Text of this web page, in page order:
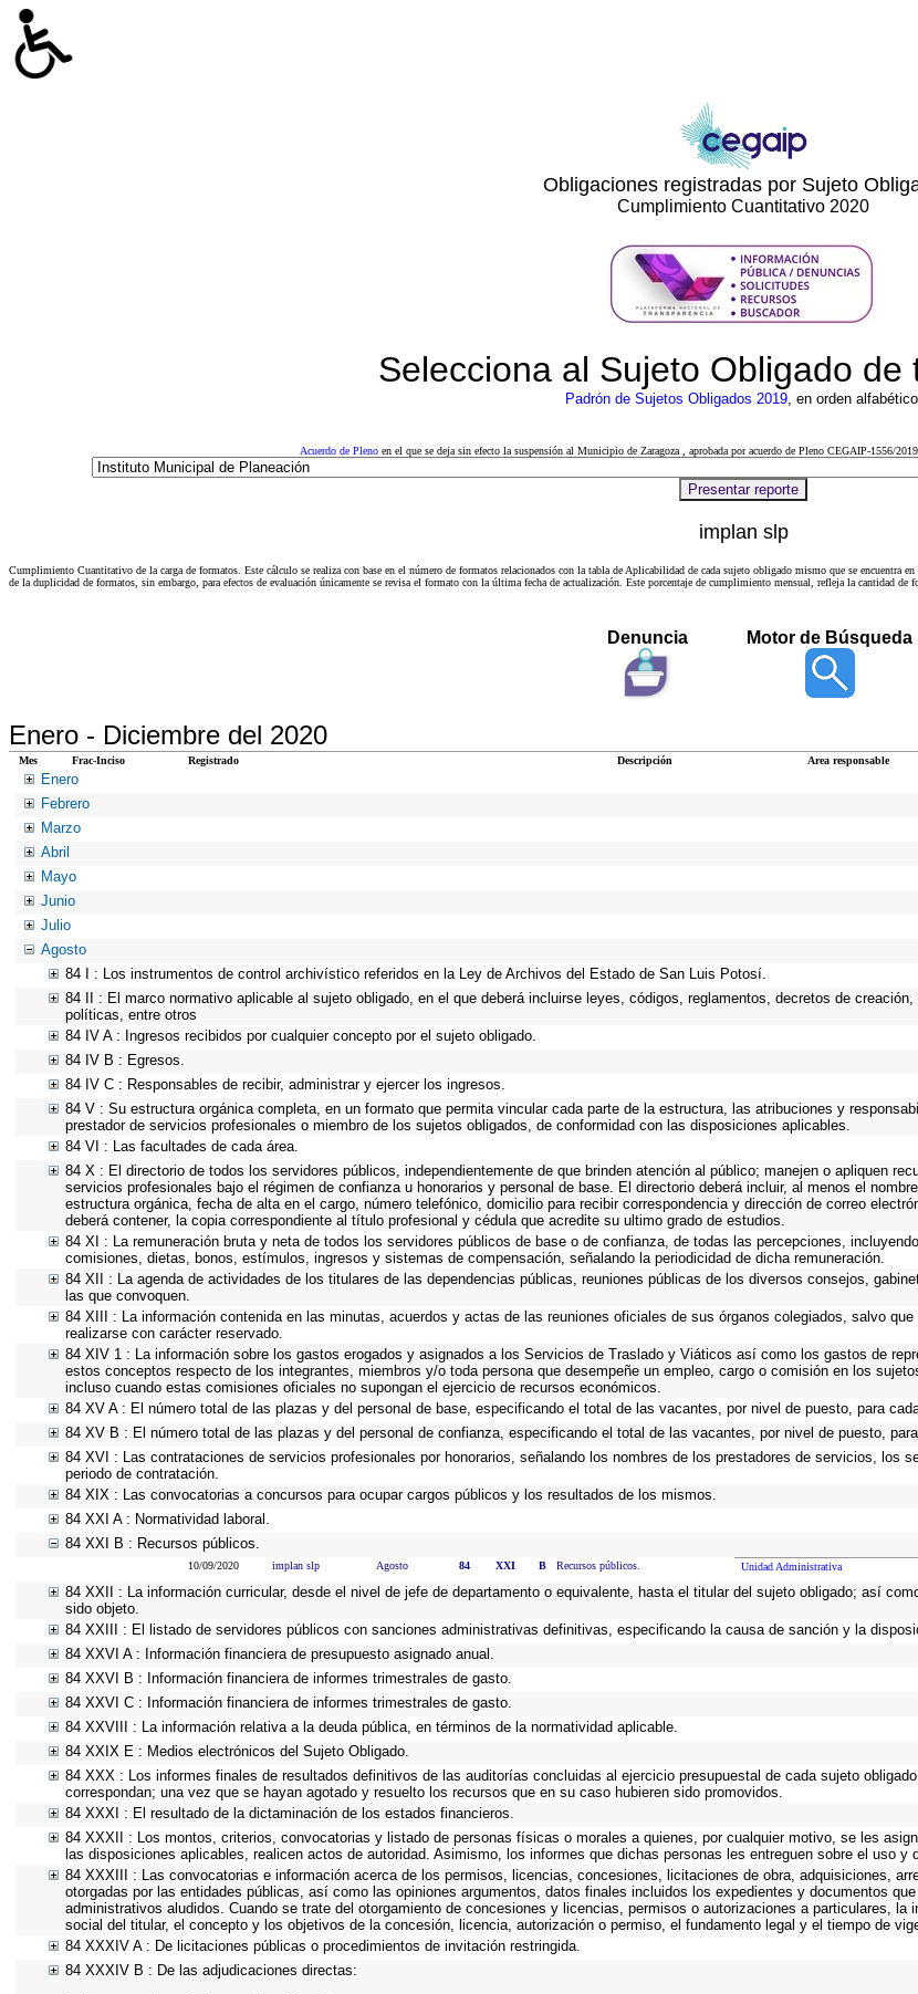
Obligaciones registradas por Sujeto
Cumplimiento Cuantitativo 2020
Selecciona al Sujeto Obligado de
Padrón de Sujetos Obligados 2019, en orden
Acuerdo de Pleno en el que se deja sin efecto la suspensión al Municipio de Zaragoza , aprobada por acuerdo de Pleno CEGAIP-1556/
implan slp
Cumplimiento Cuantitativo de la carga de formatos. Este cálculo se realiza con base en el número de formatos relacionados con la tabla de Aplicabilidad de cada sujeto obligado mismo que se encuentra en
de la duplicidad de formatos, sin embargo, para efectos de evaluación únicamente se revisa el formato con la última fecha de actualización. Este porcentaje de cumplimiento mensual, refleja la cantidad
Denuncia Motor de Búsqueda
Enero - Diciembre del 2020
Mes Frac-Inciso Registrado Descripción Area responsable
Enero
Febrero
Marzo
Abril
Mayo
Junio
Julio
Agosto
84 I : Los instrumentos de control archivístico referidos en la Ley de Archivos del Estado de San Luis Potosí.
84 II : El marco normativo aplicable al sujeto obligado, en el que deberá incluirse leyes, códigos, reglamentos, decretos de
políticas, entre otros
84 IV A : Ingresos recibidos por cualquier concepto por el sujeto obligado.
84 IV B : Egresos.
84 IV C : Responsables de recibir, administrar y ejercer los ingresos.
84 V : Su estructura orgánica completa, en un formato que permita vincular cada parte de la estructura, las atribuciones y
prestador de servicios profesionales o miembro de los sujetos obligados, de conformidad con las disposiciones aplicables.
84 VI : Las facultades de cada área.
84 X : El directorio de todos los servidores públicos, independientemente de que brinden atención al público; manejen o apliquen
servicios profesionales bajo el régimen de confianza u honorarios y personal de base. El directorio deberá incluir, al menos el
estructura orgánica, fecha de alta en el cargo, número telefónico, domicilio para recibir correspondencia y dirección de correo
deberá contener, la copia correspondiente al título profesional y cédula que acredite su ultimo grado de estudios.
84 XI : La remuneración bruta y neta de todos los servidores públicos de base o de confianza, de todas las percepciones,
comisiones, dietas, bonos, estímulos, ingresos y sistemas de compensación, señalando la periodicidad de dicha remuneración.
84 XII : La agenda de actividades de los titulares de las dependencias públicas, reuniones públicas de los diversos consejos,
las que convoquen.
84 XIII : La información contenida en las minutas, acuerdos y actas de las reuniones oficiales de sus órganos colegiados, salvo
realizarse con carácter reservado.
84 XIV 1 : La información sobre los gastos erogados y asignados a los Servicios de Traslado y Viáticos así como los gastos de
estos conceptos respecto de los integrantes, miembros y/o toda persona que desempeñe un empleo, cargo o comisión en los
incluso cuando estas comisiones oficiales no supongan el ejercicio de recursos económicos.
84 XV A : El número total de las plazas y del personal de base, especificando el total de las vacantes, por nivel de puesto, para
84 XV B : El número total de las plazas y del personal de confianza, especificando el total de las vacantes, por nivel de puesto,
84 XVI : Las contrataciones de servicios profesionales por honorarios, señalando los nombres de los prestadores de servicios, los
periodo de contratación.
84 XIX : Las convocatorias a concursos para ocupar cargos públicos y los resultados de los mismos.
84 XXI A : Normatividad laboral.
84 XXI B : Recursos públicos.
10/09/2020 implan slp Agosto 84 XXI B Recursos públicos. Unidad Administrativa
84 XXII : La información curricular, desde el nivel de jefe de departamento o equivalente, hasta el titular del sujeto obligado; así
sido objeto.
84 XXIII : El listado de servidores públicos con sanciones administrativas definitivas, especificando la causa de sanción y la
84 XXVI A : Información financiera de presupuesto asignado anual.
84 XXVI B : Información financiera de informes trimestrales de gasto.
84 XXVI C : Información financiera de informes trimestrales de gasto.
84 XXVIII : La información relativa a la deuda pública, en términos de la normatividad aplicable.
84 XXIX E : Medios electrónicos del Sujeto Obligado.
84 XXX : Los informes finales de resultados definitivos de las auditorías concluidas al ejercicio presupuestal de cada sujeto
correspondan; una vez que se hayan agotado y resuelto los recursos que en su caso hubieren sido promovidos.
84 XXXI : El resultado de la dictaminación de los estados financieros.
84 XXXII : Los montos, criterios, convocatorias y listado de personas físicas o morales a quienes, por cualquier motivo, se les
las disposiciones aplicables, realicen actos de autoridad. Asimismo, los informes que dichas personas les entreguen sobre el uso y
84 XXXIII : Las convocatorias e información acerca de los permisos, licencias, concesiones, licitaciones de obra, adquisiciones,
otorgadas por las entidades públicas, así como las opiniones argumentos, datos finales incluidos los expedientes y documentos
administrativos aludidos. Cuando se trate del otorgamiento de concesiones y licencias, permisos o autorizaciones a particulares, la
social del titular, el concepto y los objetivos de la concesión, licencia, autorización o permiso, el fundamento legal y el tiempo de
84 XXXIV A : De licitaciones públicas o procedimientos de invitación restringida.
84 XXXIV B : De las adjudicaciones directas: